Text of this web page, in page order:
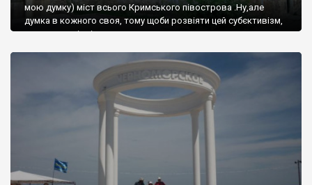
мою думку) міст всього Кримського півострова .Ну,але
думка в кожного своя, тому щоби розвіяти цей субєктивізм,
запрошую відвідати це